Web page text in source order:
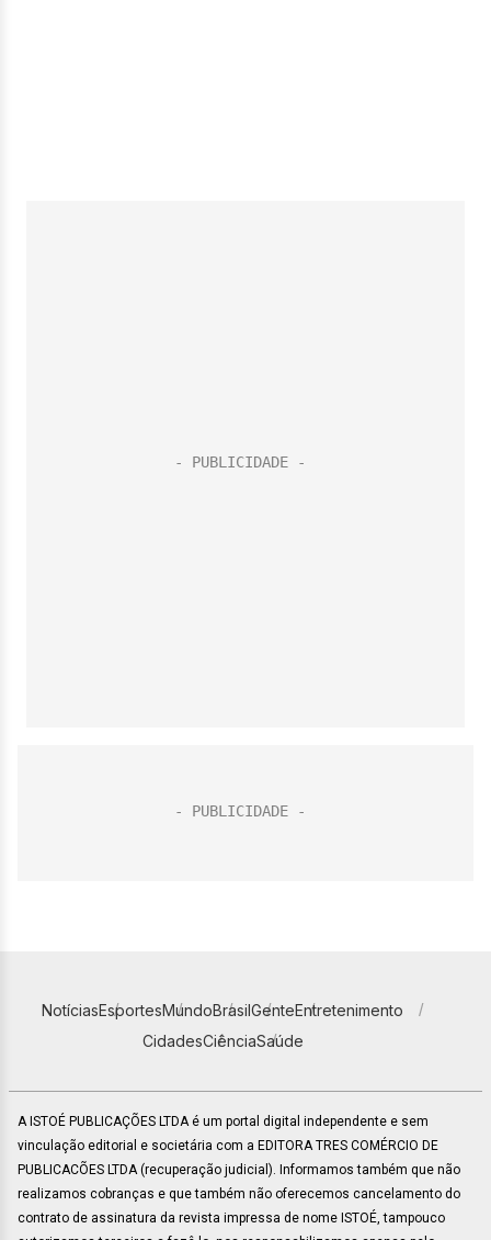
NotíciasEsportesMundoBrasilGenteEntretenimento
CidadesCiênciaSaúde
A ISTOÉ PUBLICAÇÕES LTDA é um portal digital independente e sem
vinculação editorial e societária com a EDITORA TRES COMÉRCIO DE
PUBLICACÕES LTDA (recuperação judicial). Informamos também que não
realizamos cobranças e que também não oferecemos cancelamento do
contrato de assinatura da revista impressa de nome ISTOÉ, tampouco